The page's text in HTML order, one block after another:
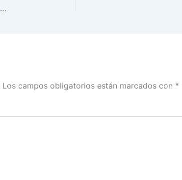
Elige INE Guanajuato a Legisladores Infantiles que participarán en el 12° Parlamento Infantil de las Niñas y los Niños de México
Los campos obligatorios están marcados con *